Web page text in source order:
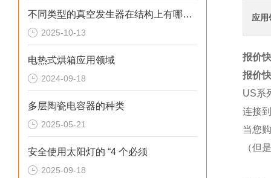
不同类型的真空发生器在结构上有哪些差异
2025-10-13
电热式烘箱应用领域
2024-09-18
多层陶瓷电容器的种类
2025-05-21
安全使用太阳灯的 “4 个必须
2025-09-18
应用
报价
报价
US系
连接
当您
（但